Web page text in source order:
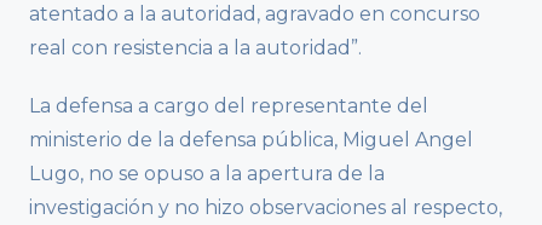
atentado a la autoridad, agravado en concurso
real con resistencia a la autoridad”.
La defensa a cargo del representante del
ministerio de la defensa pública, Miguel Angel
Lugo, no se opuso a la apertura de la
investigación y no hizo observaciones al respecto,